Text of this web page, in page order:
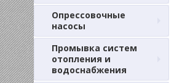
Опрессовочные
насосы
Промывка систем
отопления и
водоснабжения